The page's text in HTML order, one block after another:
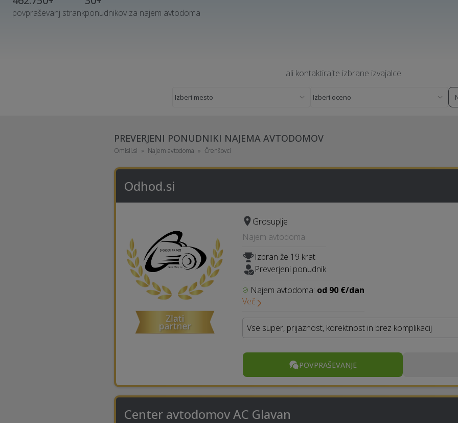
povpraševanj strankponudnikov za najem avtodoma
ali kontaktirajte izbrane izvajalce
PREVERJENI PONUDNIKI NAJEMA AVTODOMOV
Omisli.si Najem avtodoma Črenšovci
Odhod.si
Grosuplje
Najem avtodoma
Izbran že 19 krat
Preverjeni ponudnik
Najem avtodoma: od 90 €/dan
Več
Vse super, prijaznost, korektnost in brez komplikacij
POVPRAŠEVANJE
Center avtodomov AC Glavan